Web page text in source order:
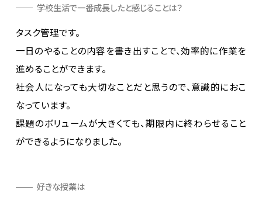
学校生活で一番成長したと感じることは？
タスク管理です。
一日のやることの内容を書き出すことで、効率的に作業を
進めることができます。
社会人になっても大切なことだと思うので、意識的におこ
なっています。
課題のボリュームが大きくても、期限内に終わらせること
ができるようになりました。
好きな授業は